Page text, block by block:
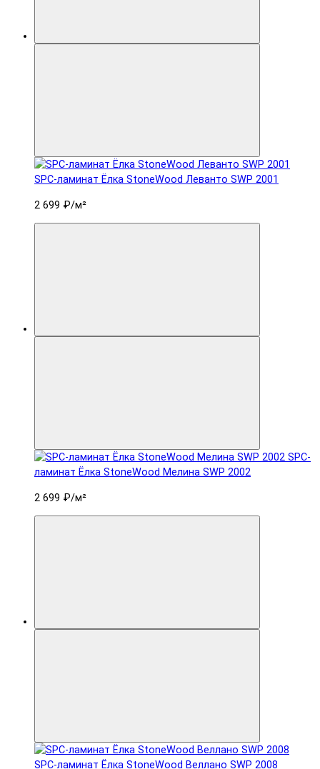
SPC-ламинат Ëлка StoneWood Леванто SWP 2001
2 699 ₽/м²
SPC-
ламинат Ëлка StoneWood Мелина SWP 2002
2 699 ₽/м²
SPC-ламинат Ëлка StoneWood Веллано SWP 2008